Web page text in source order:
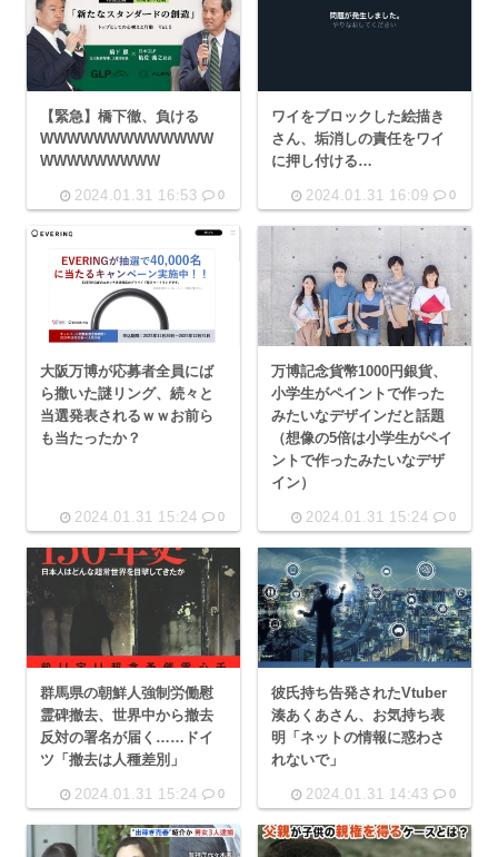
【緊急】橋下徹、負ける
WWWWWWWWWWWWW
WWWWWWWWW
2024.01.31 16:53 0
ワイをブロックした絵描き
さん、垢消しの責任をワイ
に押し付ける…
2024.01.31 16:09 0
大阪万博が応募者全員にば
ら撒いた謎リング、続々と
当選発表されるｗｗお前ら
も当たったか？
2024.01.31 15:24 0
万博記念貨幣1000円銀貨、
小学生がペイントで作った
みたいなデザインだと話題
（想像の5倍は小学生がペイ
ントで作ったみたいなデザ
イン）
2024.01.31 15:24 0
群馬県の朝鮮人強制労働慰
霊碑撤去、世界中から撤去
反対の署名が届く……ドイ
ツ「撤去は人種差別」
2024.01.31 15:24 0
彼氏持ち告発されたVtuber
湊あくあさん、お気持ち表
明「ネットの情報に惑わさ
れないで」
2024.01.31 14:43 0